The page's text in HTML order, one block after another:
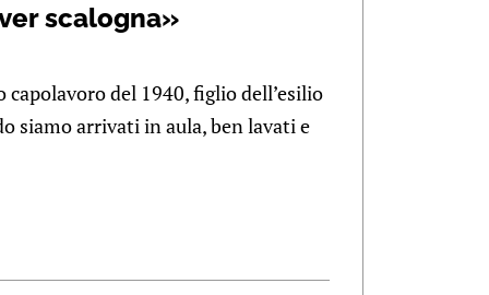
scalogna»
del 1940, figlio dell’esilio
siamo arrivati in aula, ben lavati e